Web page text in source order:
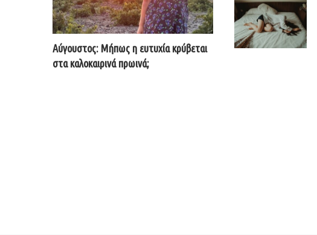
Αύγουστος: Μήπως η ευτυχία κρύβεται
στα καλοκαιρινά πρωινά;